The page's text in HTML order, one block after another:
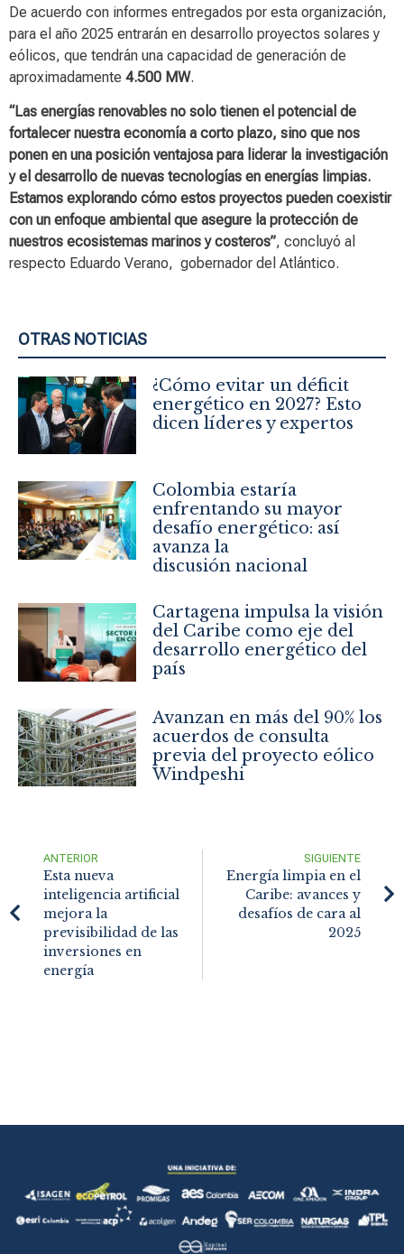
De acuerdo con informes entregados por esta organización,
para el año 2025 entrarán en desarrollo proyectos solares y
eólicos, que tendrán una capacidad de generación de
aproximadamente 4.500 MW.
“Las energías renovables no solo tienen el potencial de
fortalecer nuestra economía a corto plazo, sino que nos
ponen en una posición ventajosa para liderar la investigación
y el desarrollo de nuevas tecnologías en energías limpias.
Estamos explorando cómo estos proyectos pueden coexistir
con un enfoque ambiental que asegure la protección de
nuestros ecosistemas marinos y costeros”, concluyó al
respecto Eduardo Verano, gobernador del Atlántico.
OTRAS NOTICIAS
¿Cómo evitar un déficit
energético en 2027? Esto
dicen líderes y expertos
Colombia estaría
enfrentando su mayor
desafío energético: así
avanza la
discusión nacional
Cartagena impulsa la visión
del Caribe como eje del
desarrollo energético del
país
Avanzan en más del 90% los
acuerdos de consulta
previa del proyecto eólico
Windpeshi
ANTERIOR
Esta nueva
inteligencia artificial
mejora la
previsibilidad de las
inversiones en
energía
SIGUIENTE
Energía limpia en el
Caribe: avances y
desafíos de cara al
2025